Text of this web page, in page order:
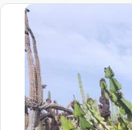
zonder
bot
te
zijn;
12
tips